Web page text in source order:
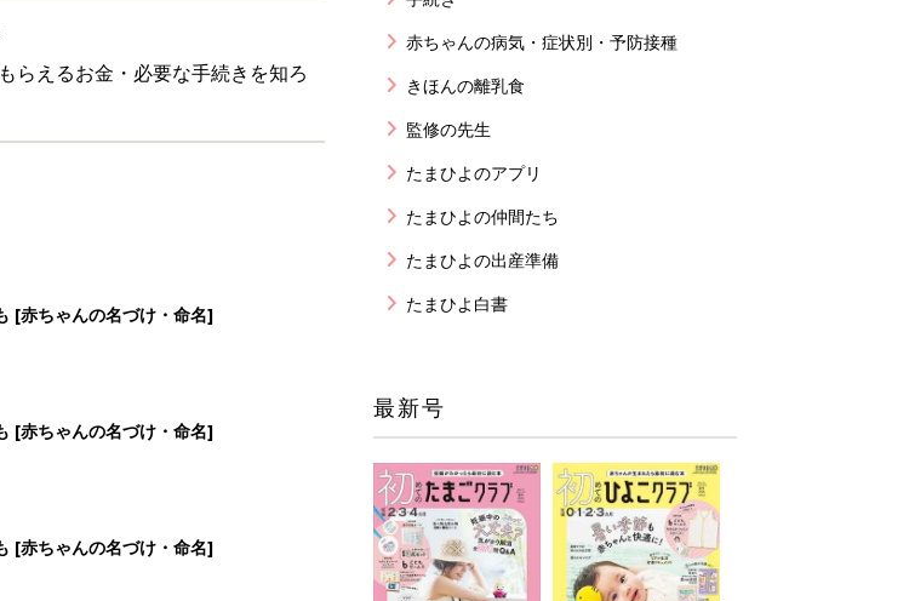
らえるお金・必要な手続きを知ろ
[赤ちゃんの名づけ・命名]
[赤ちゃんの名づけ・命名]
[赤ちゃんの名づけ・命名]
赤ちゃんの病気・症状別・予防接種
きほんの離乳食
監修の先生
たまひよのアプリ
たまひよの仲間たち
たまひよの出産準備
たまひよ白書
最新号